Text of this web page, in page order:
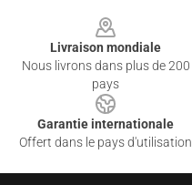
Livraison mondiale
Nous livrons dans plus de 200
pays
Garantie internationale
Offert dans le pays d'utilisation